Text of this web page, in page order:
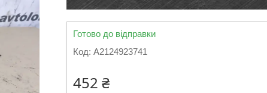
Готово до відправки
Код: A2124923741
452 ₴